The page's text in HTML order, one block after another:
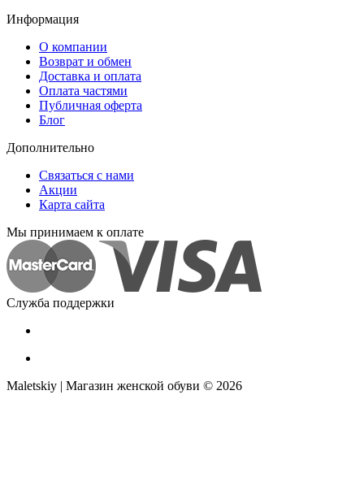
Информация
О компании
Возврат и обмен
Доставка и оплата
Оплата частями
Публичная оферта
Блог
Дополнительно
Связаться с нами
Акции
Карта сайта
Мы принимаем к оплате
Служба поддержки
Maletskiy | Магазин женской обуви © 2026